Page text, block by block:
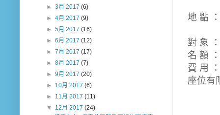
地 點
對 象
名 額
費 用
座位有
►3月 2017(6)
►4月 2017(9)
►5月 2017(16)
►6月 2017(12)
►7月 2017(17)
►8月 2017(7)
►9月 2017(20)
► 10月 2017(6)
► 11月 2017(11)
▼ 12月 2017(24)